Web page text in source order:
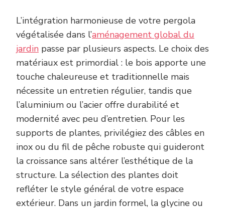
L’intégration harmonieuse de votre pergola
végétalisée dans l’aménagement global du
jardin passe par plusieurs aspects. Le choix des
matériaux est primordial : le bois apporte une
touche chaleureuse et traditionnelle mais
nécessite un entretien régulier, tandis que
l’aluminium ou l’acier offre durabilité et
modernité avec peu d’entretien. Pour les
supports de plantes, privilégiez des câbles en
inox ou du fil de pêche robuste qui guideront
la croissance sans altérer l’esthétique de la
structure. La sélection des plantes doit
refléter le style général de votre espace
extérieur. Dans un jardin formel, la glycine ou